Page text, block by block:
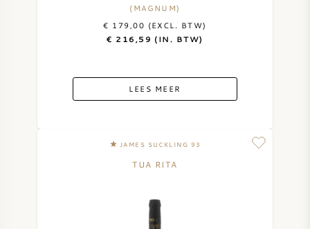
(MAGNUM)
€ 179,00 (EXCL. BTW)
€ 216,59 (IN. BTW)
LEES MEER
JAMES SUCKLING 93
TUA RITA